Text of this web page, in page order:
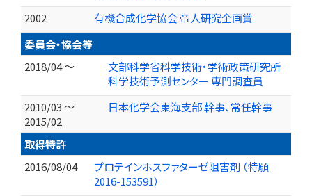
2002
有機合成化学協会 帝人研究企画賞
委員会・協会等
2018/04 ～
文部科学省科学技術・学術政策研究所
科学技術予測センター 専門調査員
2010/03 ～
2015/02
日本化学会東海支部 幹事、常任幹事
取得特許
2016/08/04
プロテインホスファターゼ阻害剤 （特願
2016-153591）